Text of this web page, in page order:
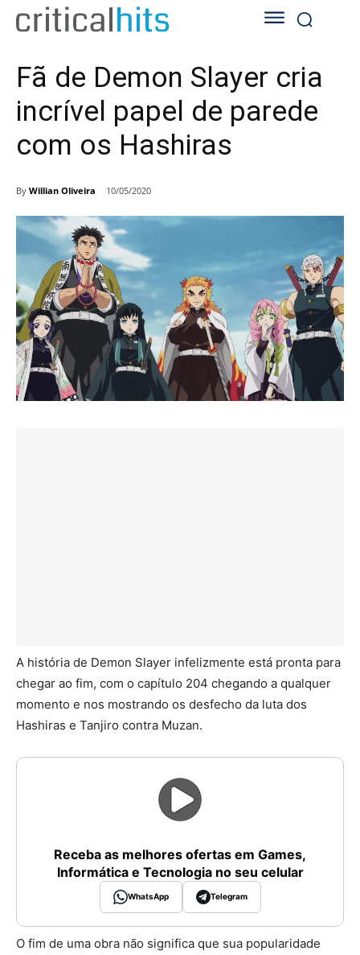
Fã de Demon Slayer cria
incrível papel de parede
com os Hashiras
By Willian Oliveira 10/05/2020
A história de Demon Slayer infelizmente está pronta para
chegar ao fim, com o capítulo 204 chegando a qualquer
momento e nos mostrando os desfecho da luta dos
Hashiras e Tanjiro contra Muzan.
Receba as melhores ofertas em Games,
Informática e Tecnologia no seu celular
WhatsApp Telegram
O fim de uma obra não significa que sua popularidade